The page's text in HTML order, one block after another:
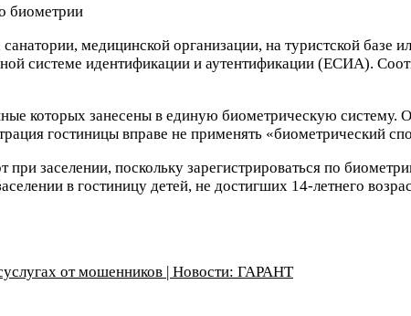
медицинской организации, на туристской
системе идентификации и аутентификации (ЕСИА).
которых занесены в единую биометрическую
гостиницы вправе не применять «биометрический
заселении, поскольку зарегистрироваться по
в гостиницу детей, не достигших 14-летнего
от мошенников | Новости: ГАРАНТ